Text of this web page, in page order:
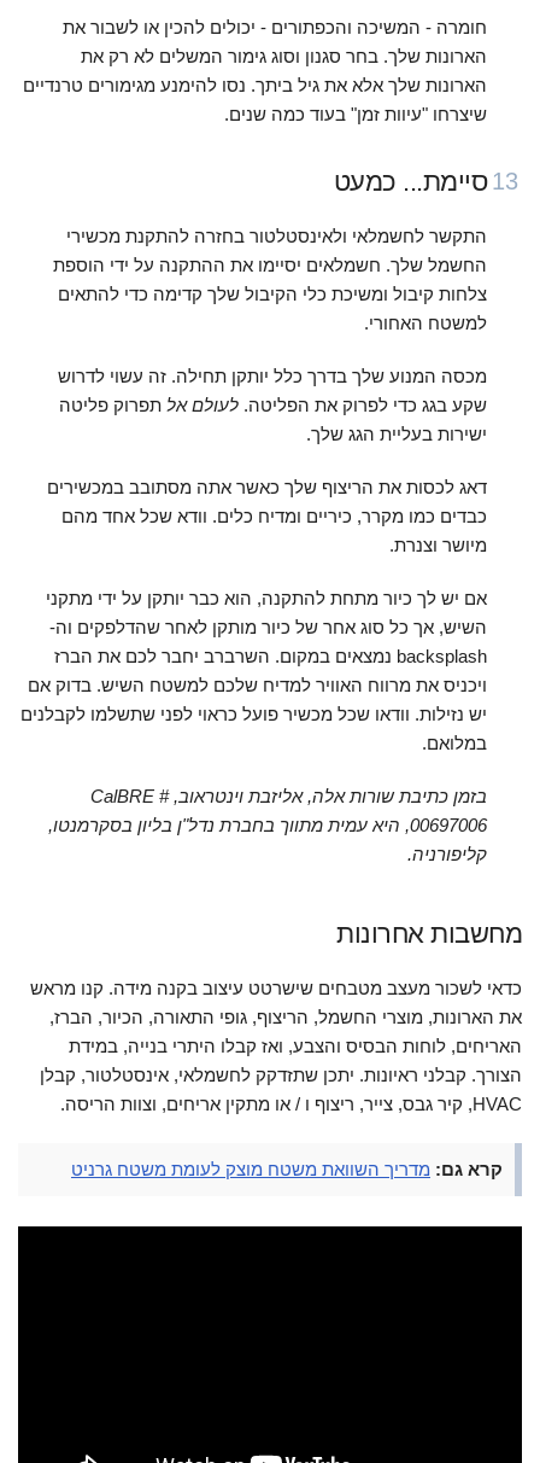
חומרה - המשיכה והכפתורים - יכולים להכין או לשבור את
הארונות שלך. בחר סגנון וסוג גימור המשלים לא רק את
הארונות שלך אלא את גיל ביתך. נסו להימנע מגימורים טרנדיים
שיצרחו "עיוות זמן" בעוד כמה שנים.
13 סיימת... כמעט
התקשר לחשמלאי ולאינסטלטור בחזרה להתקנת מכשירי
החשמל שלך. חשמלאים יסיימו את ההתקנה על ידי הוספת
צלחות קיבול ומשיכת כלי הקיבול שלך קדימה כדי להתאים
למשטח האחורי.
מכסה המנוע שלך בדרך כלל יותקן תחילה. זה עשוי לדרוש
שקע בגג כדי לפרוק את הפליטה. לעולם אל תפרוק פליטה
ישירות בעליית הגג שלך.
דאג לכסות את הריצוף שלך כאשר אתה מסתובב במכשירים
כבדים כמו מקרר, כיריים ומדיח כלים. וודא שכל אחד מהם
מיושר וצנרת.
אם יש לך כיור מתחת להתקנה, הוא כבר יותקן על ידי מתקני
השיש, אך כל סוג אחר של כיור מותקן לאחר שהדלפקים וה-
backsplash נמצאים במקום. השרברב יחבר לכם את הברז
ויכניס את מרווח האוויר למדיח שלכם למשטח השיש. בדוק אם
יש נזילות. וודאו שכל מכשיר פועל כראוי לפני שתשלמו לקבלנים
במלואם.
בזמן כתיבת שורות אלה, אליזבת וינטראוב, CalBRE #
00697006, היא עמית מתווך בחברת נדל"ן בליון בסקרמנטו,
קליפורניה.
מחשבות אחרונות
כדאי לשכור מעצב מטבחים שישרטט עיצוב בקנה מידה. קנו מראש
את הארונות, מוצרי החשמל, הריצוף, גופי התאורה, הכיור, הברז,
האריחים, לוחות הבסיס והצבע, ואז קבלו היתרי בנייה, במידת
הצורך. קבלני ראיונות. יתכן שתזדקק לחשמלאי, אינסטלטור, קבלן
HVAC, קיר גבס, צייר, ריצוף ו / או מתקין אריחים, וצוות הריסה.
קרא גם: מדריך השוואת משטח מוצק לעומת משטח גרניט